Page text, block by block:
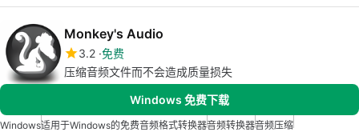
Monkey's Audio
3.2 免费
压缩音频文件而不会造成质量损失
Windows 免费下载
Windows适用于Windows的免费音频格式转换器音频转换器音频压缩